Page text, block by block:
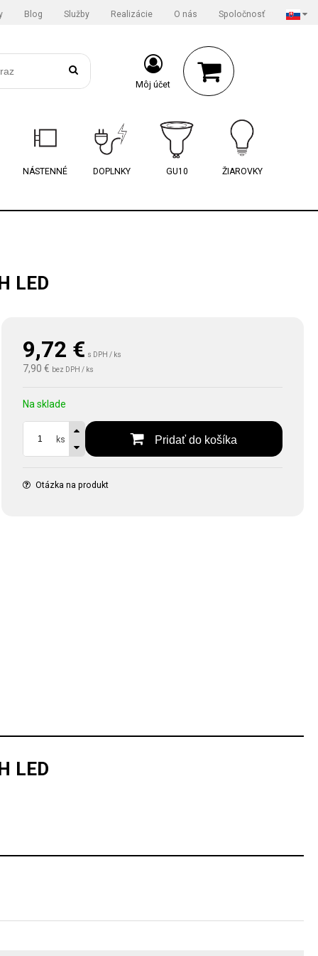
Blog Služby Realizácie O nás Spoločnosť
Môj účet
NÁSTENNÉ DOPLNKY GU10 ŽIAROVKY
LED
9,72 € s DPH / ks
7,90 € bez DPH / ks
Na sklade
ks Pridať do košíka
Otázka na produkt
LED